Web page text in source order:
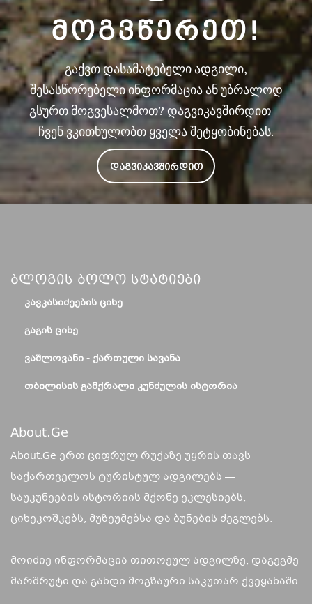
ᲛᲝᲒᲕᲬᲔᲠᲔᲗ!
გაქვთ დასამატებელი ადგილი,
შესასწორებელი ინფორმაცია ან უბრალოდ
გსურთ მოგვესალმოთ? დაგვიკავშირდით —
ჩვენ ვკითხულობთ ყველა შეტყობინებას.
ᲓᲐᲒᲕᲘᲙᲐᲕᲨᲘᲠᲓᲘᲗ
Ბლოგის Ბოლო Სტატიები
ᲙᲐᲕᲙᲐᲡᲘᲫᲔᲔᲑᲘᲡ ᲪᲘᲮᲔ
ᲒᲐᲒᲘᲡ ᲪᲘᲮᲔ
ᲕᲐᲨᲚᲝᲕᲐᲜᲘ - ᲥᲐᲠᲗᲣᲚᲘ ᲡᲐᲕᲐᲜᲐ
ᲗᲑᲘᲚᲘᲡᲘᲡ ᲒᲐᲛᲥᲠᲐᲚᲘ ᲙᲣᲜᲫᲣᲚᲘᲡ ᲘᲡᲢᲝᲠᲘᲐ
About.ge
About.Ge ერთ ციფრულ რუქაზე უყრის თავს
საქართველოს ტურისტულ ადგილებს —
საუკუნეების ისტორიის მქონე ეკლესიებს,
ციხეკოშკებს, მუზეუმებსა და ბუნების ძეგლებს.
მოიძიე ინფორმაცია თითოეულ ადგილზე, დაგეგმე
მარშრუტი და გახდი მოგზაური საკუთარ ქვეყანაში.